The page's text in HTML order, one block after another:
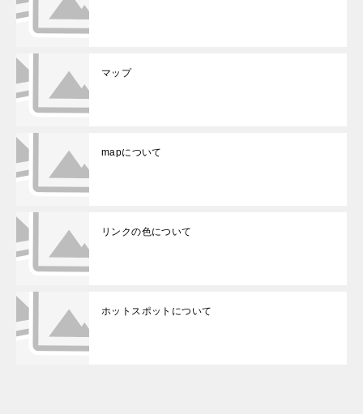
マップ
mapについて
リンクの色について
ホットスポットについて